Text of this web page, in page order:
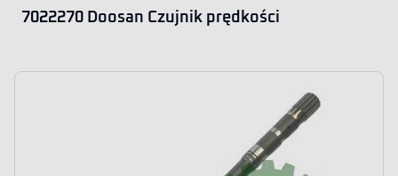
7022270 Doosan Czujnik prędkości